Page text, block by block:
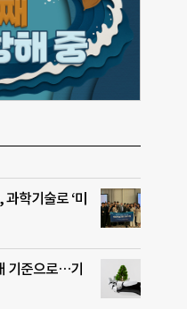
학기술로 ‘미
기준으로…기